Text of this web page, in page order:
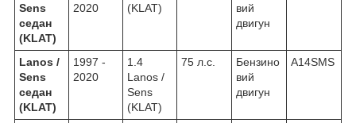
Sens
седан
(KLAT)
2020
(KLAT)
вий
двигун
Lanos /
Sens
седан
(KLAT)
1997 -
2020
1.4
Lanos /
Sens
(KLAT)
75 л.с.
Бензино
вий
двигун
A14SMS